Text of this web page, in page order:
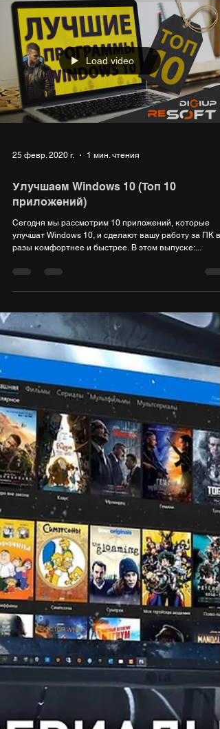
Load video
25 февр. 2020 г. 1 мин. чтения
Улучшаем Windows 10 (Топ 10
приложений)
Сегодня мы рассмотрим 10 приложений, которые
улучшат Windows 10, и сделают вашу работу за ПК в
разы комфортнее и быстрее. В этом выпуске:...